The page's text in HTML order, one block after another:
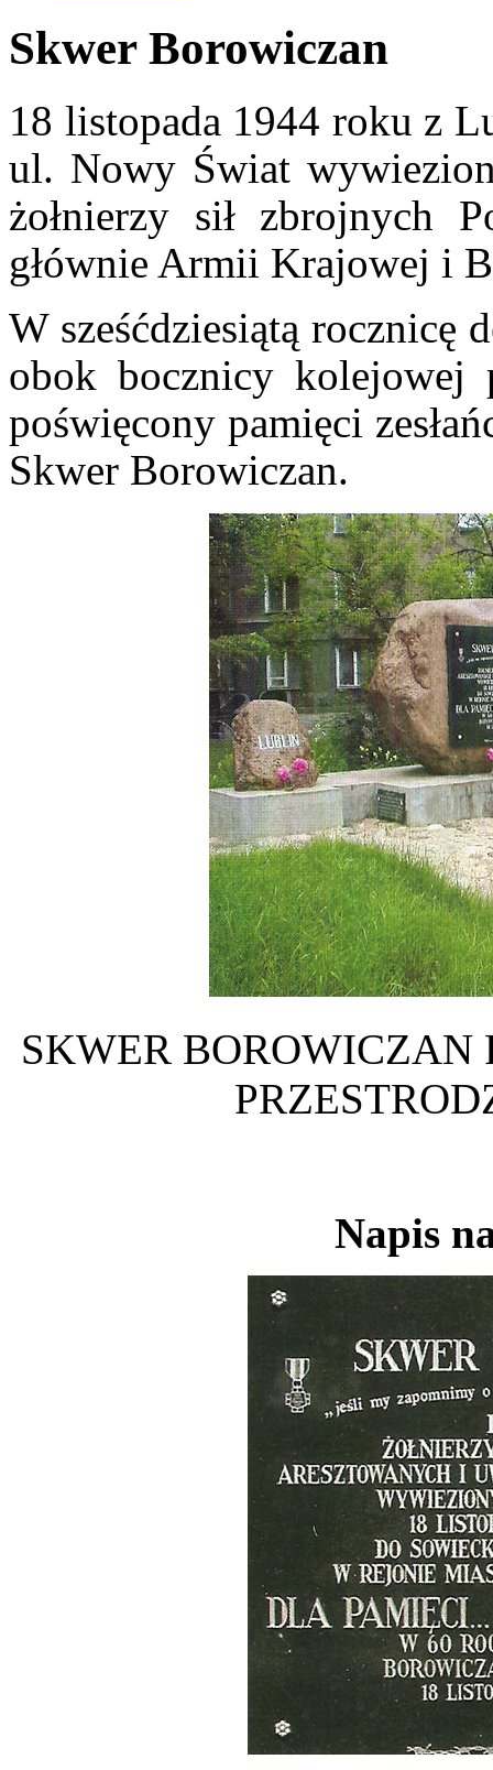
Skwer Borowiczan
18 listopada 1944 roku z
ul. Nowy Świat
żołnierzy sił zbrojnych
głównie Armii Krajowej i
W sześćdziesiątą rocznicę
obok bocznicy
poświęcony pamięci
Skwer Borowiczan.
SKWER
Napis